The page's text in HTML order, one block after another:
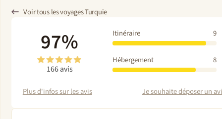
Voir tous les voyages Turquie
97%
166 avis
Itinéraire 9
Hébergement 8
Plus d'infos sur les avis Je souhaite déposer un